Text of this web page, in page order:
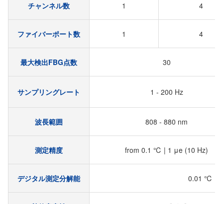
チャンネル数 1 4
ファイバーポート数 1 4
最大検出FBG点数 30
サンプリングレート 1 - 200 Hz
波長範囲 808 - 880 nm
測定精度 from 0.1 ℃ | 1 μe (10 Hz)
デジタル測定分解能 0.01 ℃ |